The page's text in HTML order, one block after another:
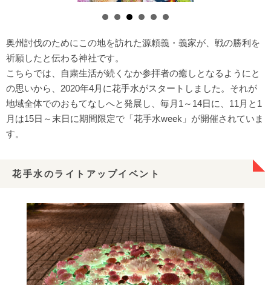
奥州討伐のためにこの地を訪れた源頼義・義家が、戦の勝利を
祈願したと伝わる神社です。
こちらでは、自粛生活が続くなか参拝者の癒しとなるようにと
の思いから、2020年4月に花手水がスタートしました。それが
地域全体でのおもてなしへと発展し、毎月1～14日に、11月と1
月は15日～末日に期間限定で「花手水week」が開催されていま
す。
花手水のライトアップイベント